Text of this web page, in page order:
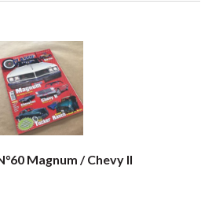
Magnum / Chevy II